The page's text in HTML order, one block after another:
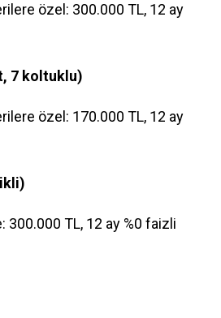
özel: 300.000 TL, 12 ay
7 koltuklu)
özel: 170.000 TL, 12 ay
TL, 12 ay %0 faizli